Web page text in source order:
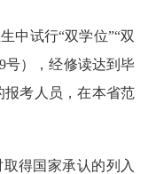
中试行“双学位”“双
号），经修读达到毕
报考人员，在本省范
得国家承认的列入